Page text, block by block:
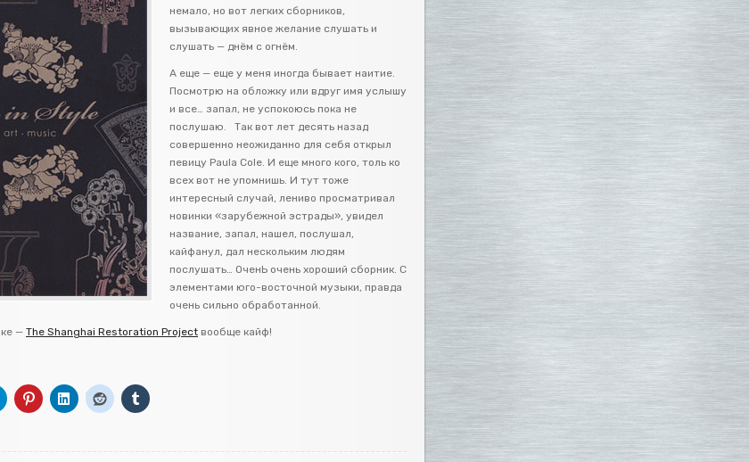
немало, но вот легких сборников,
вызывающих явное желание слушать и
слушать — днём с огнём.
А еще — еще у меня иногда бывает наитие.
Посмотрю на обложку или вдруг имя услышу
и все… запал, не успокоюсь пока не
послушаю. Так вот лет десять назад
совершенно неожиданно для себя открыл
певицу Paula Cole. И еще много кого, толь ко
всех вот не упомнишь. И тут тоже
интересный случай, лениво просматривал
новинки «зарубежной эстрады», увидел
название, запал, нашел, послушал,
кайфанул, дал нескольким людям
послушать… ОченЬ очень хороший сборник. С
элементами юго-восточной музыки, правда
очень сильно обработанной.
— The Shanghai Restoration Project вообще кайф!